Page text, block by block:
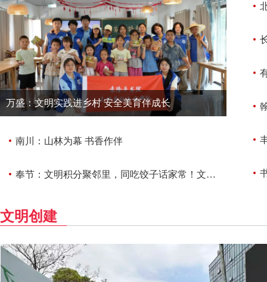
万盛：文明实践进乡村 安全美育伴成长
南川：山林为幕 书香作伴
奉节：文明积分聚邻里，同吃饺子话家常！文昌村这场饺子宴暖到心坎里
翰
书
文明创建